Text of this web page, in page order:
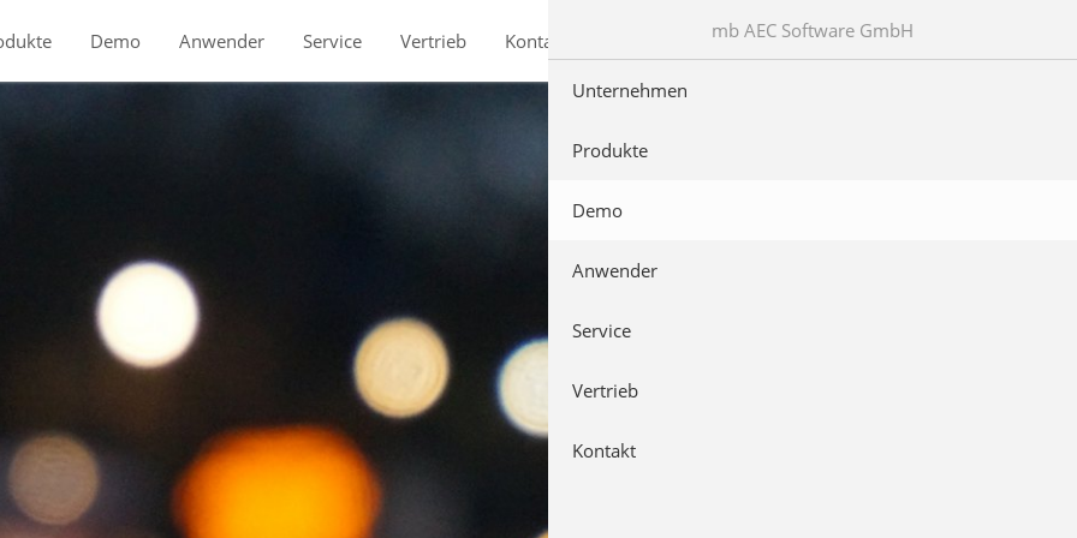
Demo Anwender Service Vertrieb Kontakt mb AEC Software GmbH
Unternehmen
Produkte
Demo
Anwender
Service
Vertrieb
Kontakt